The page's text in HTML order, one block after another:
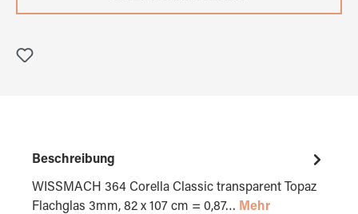
Beschreibung
WISSMACH 364 Corella Classic transparent Topaz
Flachglas 3mm, 82 x 107 cm = 0,87… Mehr